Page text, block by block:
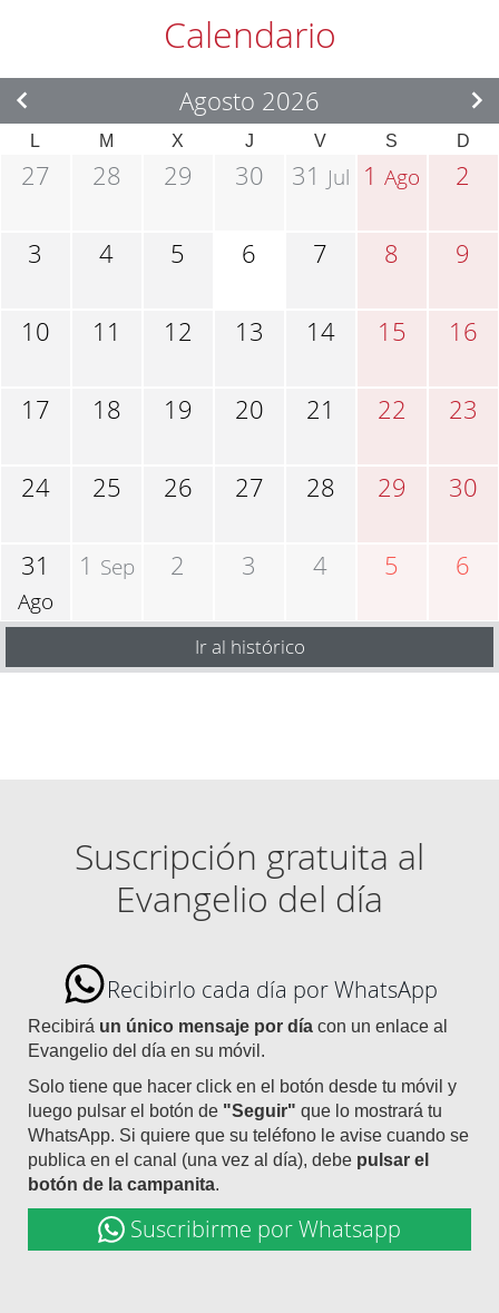
Calendario
Agosto 2026
L M X J V S D
27 28 29 30 31 Jul 1Ago 2
3 4 5 6 7 8 9
10 11 12 13 14 15 16
17 18 19 20 21 22 23
24 25 26 27 28 29 30
31
Ago
1 Sep 2 3 4 5 6
Ir al histórico
Suscripción gratuita al
Evangelio del día
Recibirlo cada día por WhatsApp
Recibirá un único mensaje por día con un enlace al
Evangelio del día en su móvil.
Solo tiene que hacer click en el botón desde tu móvil y
luego pulsar el botón de "Seguir" que lo mostrará tu
WhatsApp. Si quiere que su teléfono le avise cuando se
publica en el canal (una vez al día), debe pulsar el
botón de la campanita.
Suscribirme por Whatsapp